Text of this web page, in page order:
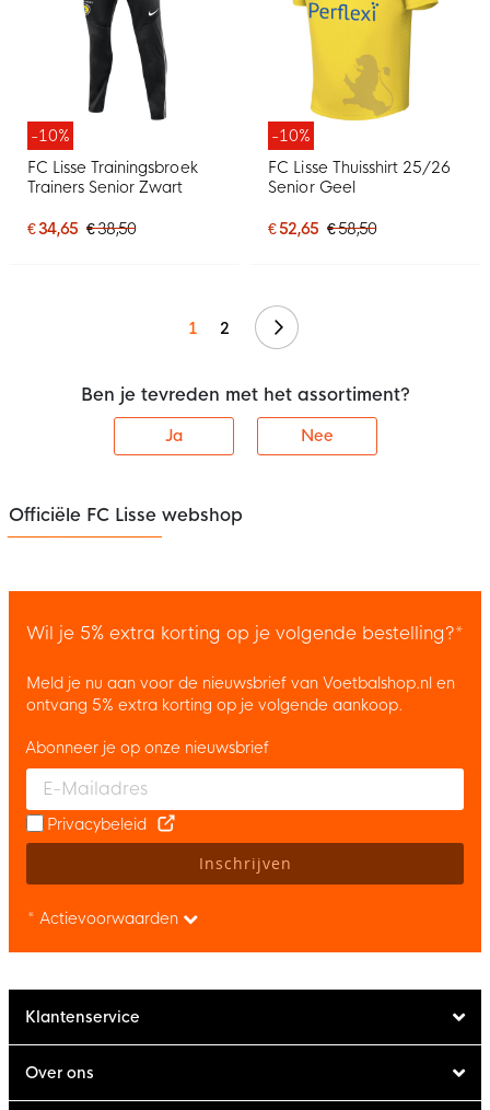
-10%
FC Lisse Trainingsbroek
Trainers Senior Zwart
€ 34,65 € 38,50
-10%
FC Lisse Thuisshirt 25/26
Senior Geel
€ 52,65 € 58,50
1 2 Volgende
Ben je tevreden met het assortiment?
Ja Nee
Officiële FC Lisse webshop
Wil je 5% extra korting op je volgende bestelling?*
Meld je nu aan voor de nieuwsbrief van Voetbalshop.nl en
ontvang 5% extra korting op je volgende aankoop.
Enter your email and accept the privacy policy to subscribe to
Abonneer je op onze nieuwsbrief
Privacybeleid
Inschrijven
* Actievoorwaarden
Klantenservice
Over ons